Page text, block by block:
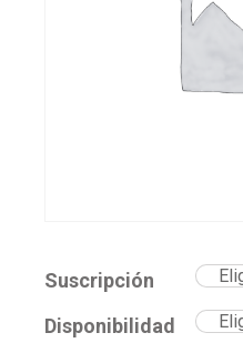
Suscripción
Disponibilidad